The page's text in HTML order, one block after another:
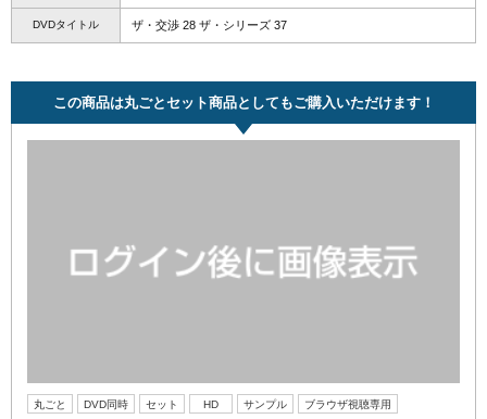
DVDタイトル ザ・交渉 28 ザ・シリーズ 37
この商品は丸ごとセット商品としてもご購入いただけます！
丸ごと DVD同時 セット HD サンプル ブラウザ視聴専用